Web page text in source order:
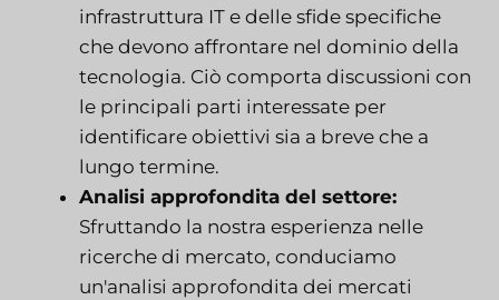
infrastruttura IT e delle sfide specifiche
che devono affrontare nel dominio della
tecnologia. Ciò comporta discussioni con
le principali parti interessate per
identificare obiettivi sia a breve che a
lungo termine.
Analisi approfondita del settore:
Sfruttando la nostra esperienza nelle
ricerche di mercato, conduciamo
un'analisi approfondita dei mercati